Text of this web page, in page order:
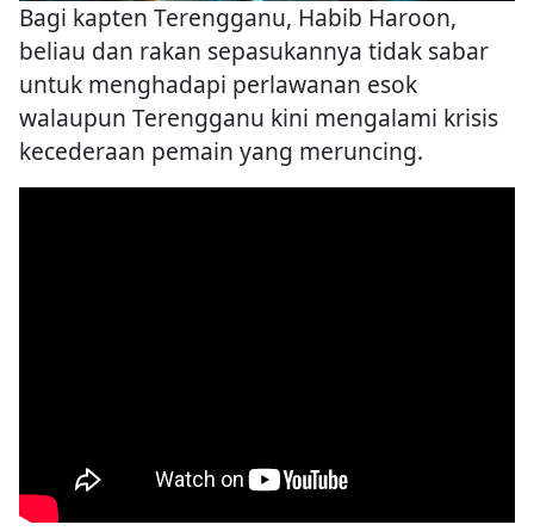
Bagi kapten Terengganu, Habib Haroon,
beliau dan rakan sepasukannya tidak sabar
untuk menghadapi perlawanan esok
walaupun Terengganu kini mengalami krisis
kecederaan pemain yang meruncing.